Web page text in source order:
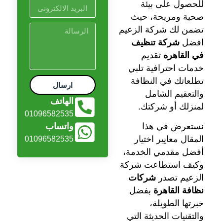
للحصول على بيئة
صحية ومريحة، حيث
تضمن لك شركة الزعيم
افضل شركة تنظيف
في القاهره تقديم
خدمات احترافية تلبي
تطلعاتك في النظافة
والتعقيم الشامل
لمنزلك أو شركتك.
نستعرض في هذا
المقال معايير اختيار
أفضل مقدمي الخدمة،
وكيف استطاعت شركة
الزعيم تصدر شركات
نظافة القاهرة بفضل
خبرتها الطويلة،
والتقنيات الحديثة التي
ارسال
الهاتف
01096582535
واتساب
01096582535